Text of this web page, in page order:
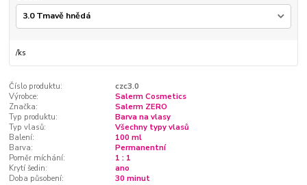
/ks
Číslo produktu:
czc3.0
Výrobce:
Salerm Cosmetics
Značka:
Salerm ZERO
Typ produktu:
Barva na vlasy
Typ vlasů:
Všechny typy vlasů
Balení:
100 ml
Barva:
Permanentní
Poměr míchání:
1 : 1
Krytí šedin:
ano
Doba působení:
30 minut